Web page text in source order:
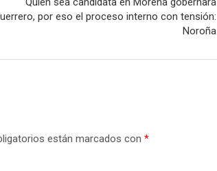
por eso el proceso interno con tensión:
Noroña
están marcados con *